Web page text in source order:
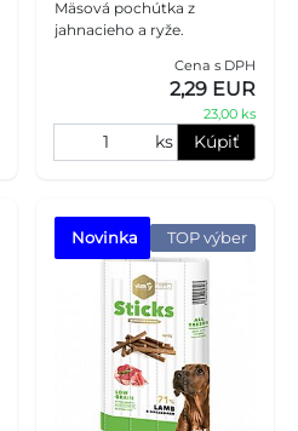
Mäsová pochútka z
jahnacieho a ryže.
Cena s DPH
2,29 EUR
23,00 ks
ks Kúpiť
Novinka TOP výber